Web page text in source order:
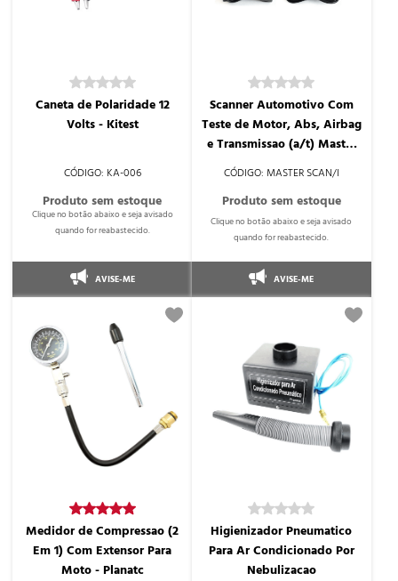
KA-006
Caneta de Polaridade 12
Volts - Kitest
AVISE-ME
MASTER SCAN/I
Scanner Automotivo Com
Teste de Motor, Abs, Airbag
e Transmissao (a/t) Master
AVISE-ME
Medidor de Compressao (2
Em 1) Com Extensor Para
Moto - Planatc
Higienizador Pneumatico
Para Ar Condicionado Por
Nebulizacao